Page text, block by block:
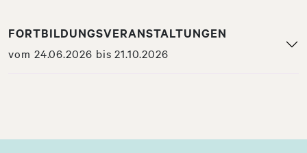
FORTBILDUNGSVERANSTALTUNGEN
vom 24.06.2026 bis 21.10.2026